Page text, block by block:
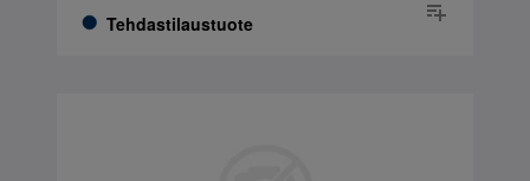
Tehdastilaustuote